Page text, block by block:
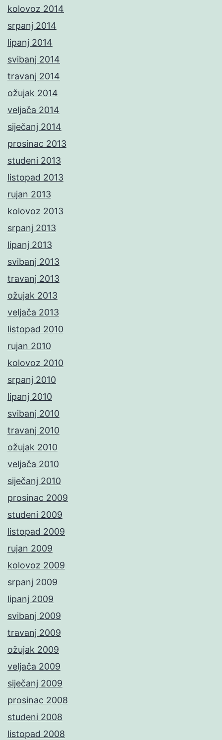
kolovoz 2014
srpanj 2014
lipanj 2014
svibanj 2014
travanj 2014
ožujak 2014
veljača 2014
siječanj 2014
prosinac 2013
studeni 2013
listopad 2013
rujan 2013
kolovoz 2013
srpanj 2013
lipanj 2013
svibanj 2013
travanj 2013
ožujak 2013
veljača 2013
listopad 2010
rujan 2010
kolovoz 2010
srpanj 2010
lipanj 2010
svibanj 2010
travanj 2010
ožujak 2010
veljača 2010
siječanj 2010
prosinac 2009
studeni 2009
listopad 2009
rujan 2009
kolovoz 2009
srpanj 2009
lipanj 2009
svibanj 2009
travanj 2009
ožujak 2009
veljača 2009
siječanj 2009
prosinac 2008
studeni 2008
listopad 2008